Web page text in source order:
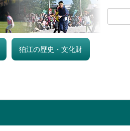
狛江の歴史・文化財